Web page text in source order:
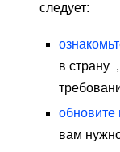
следует:
в страну
обновите
вам